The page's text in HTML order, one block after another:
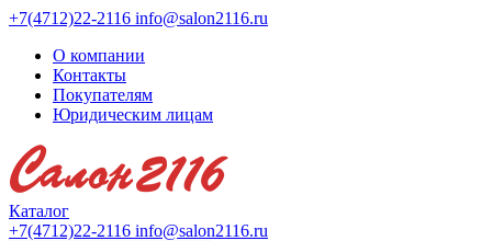
+7(4712)22-2116 info@salon2116.ru
О компании
Контакты
Покупателям
Юридическим лицам
Каталог
+7(4712)22-2116 info@salon2116.ru